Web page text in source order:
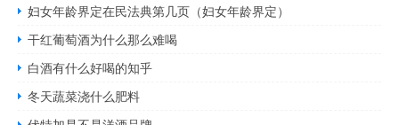
妇女年龄界定在民法典第几页（妇女年龄界定）
干红葡萄酒为什么那么难喝
白酒有什么好喝的知乎
冬天蔬菜浇什么肥料